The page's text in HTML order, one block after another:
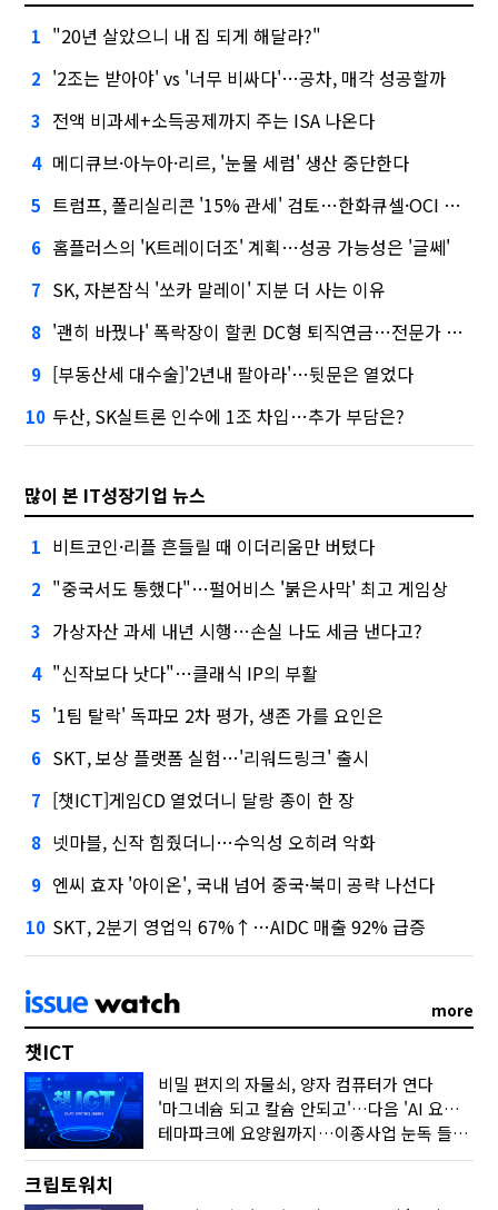
1 "20년 살았으니 내 집 되게 해달라?"
2 '2조는 받아야' vs '너무 비싸다'…공차, 매각 성공할까
3 전액 비과세+소득공제까지 주는 ISA 나온다
4 메디큐브·아누아·리르, '눈물 세럼' 생산 중단한다
5 트럼프, 폴리실리콘 '15% 관세' 검토…한화큐셀·OCI 영향은?
6 홈플러스의 'K트레이더조' 계획…성공 가능성은 '글쎄'
7 SK, 자본잠식 '쏘카 말레이' 지분 더 사는 이유
8 '괜히 바꿨나' 폭락장이 할퀸 DC형 퇴직연금…전문가 조언은
9 [부동산세 대수술]'2년내 팔아라'…뒷문은 열었다
10 두산, SK실트론 인수에 1조 차입…추가 부담은?
많이 본 IT성장기업 뉴스
1 비트코인·리플 흔들릴 때 이더리움만 버텼다
2 "중국서도 통했다"…펄어비스 '붉은사막' 최고 게임상
3 가상자산 과세 내년 시행…손실 나도 세금 낸다고?
4 "신작보다 낫다"…클래식 IP의 부활
5 '1팀 탈락' 독파모 2차 평가, 생존 가를 요인은
6 SKT, 보상 플랫폼 실험…'리워드링크' 출시
7 [챗ICT]게임CD 열었더니 달랑 종이 한 장
8 넷마블, 신작 힘줬더니…수익성 오히려 악화
9 엔씨 효자 '아이온', 국내 넘어 중국·북미 공략 나선다
10 SKT, 2분기 영업익 67%↑…AIDC 매출 92% 급증
more
챗ICT
비밀 편지의 자물쇠, 양자 컴퓨터가 연다
'마그네슘 되고 칼슘 안되고'…다음 'AI 요약' 갈 길은
테마파크에 요양원까지…이종사업 눈독 들이는 게임사
크립토워치